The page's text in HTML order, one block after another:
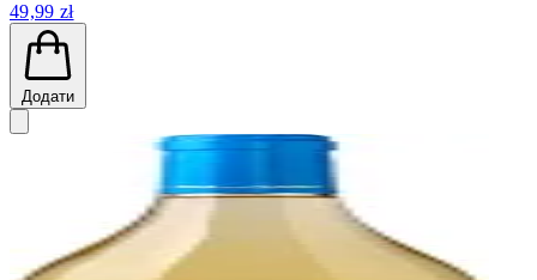
49,99 zł
Додати